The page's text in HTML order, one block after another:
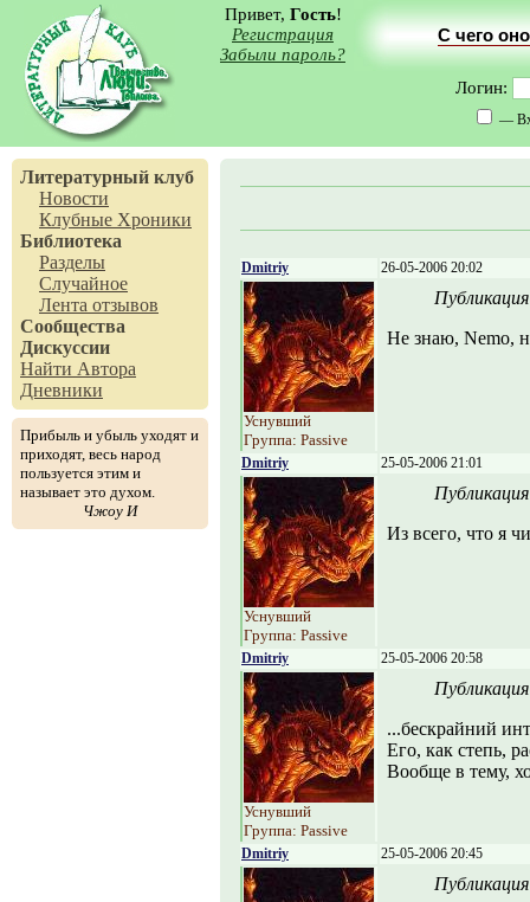
Привет, Гость!
Регистрация
Забыли пароль?
С чего
Логин:
—
Литературный клуб
Новости
Клубные Хроники
Библиотека
Разделы
Случайное
Лента отзывов
Сообщества
Дискуссии
Найти Автора
Дневники
Прибыль и убыль уходят и
приходят, весь народ
пользуется этим и
называет это духом.
Чжоу И
Dmitriy 26-05-2006 20:02
Уснувший
Группа: Passive
Не знаю, Nemo,
Dmitriy 25-05-2006 21:01
Уснувший
Группа: Passive
Из всего, что я
Dmitriy 25-05-2006 20:58
Уснувший
Группа: Passive
...бескрайний
Его, как степь,
Вообще в тему,
Dmitriy 25-05-2006 20:45